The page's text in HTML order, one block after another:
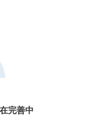
完善中